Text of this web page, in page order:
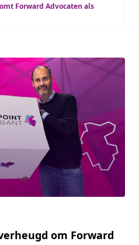
Forward Advocaten als
om Forward